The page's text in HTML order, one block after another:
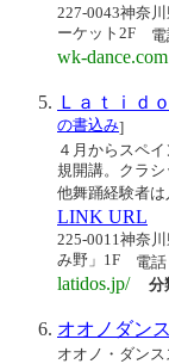
227-0043神奈
ーケット2F 電
wk-dance.com
Ｌａｔｉｄ
の書込み]
４月からスペ
規開講。クラ
他舞踊経験者
LINK URL
225-0011神奈
み野」1F 電話
latidos.jp/ 分
オオノダン
オオノ・ダン